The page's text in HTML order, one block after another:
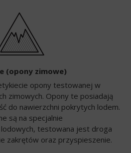
(opony zimowe)
opony testowanej w
zimowych. Opony te posiadają
do nawierzchni pokrytych lodem.
są na specjalnie
testowana jest droga
zakrętów oraz przyspieszenie.